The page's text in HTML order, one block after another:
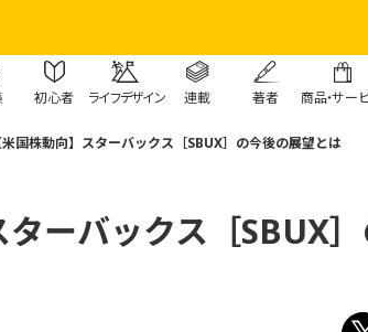
初心者 ライフデザイン 連載 著者 商品・サー
米国株動向】スターバックス［SBUX］の今後の展望とは
ターバックス［SBUX